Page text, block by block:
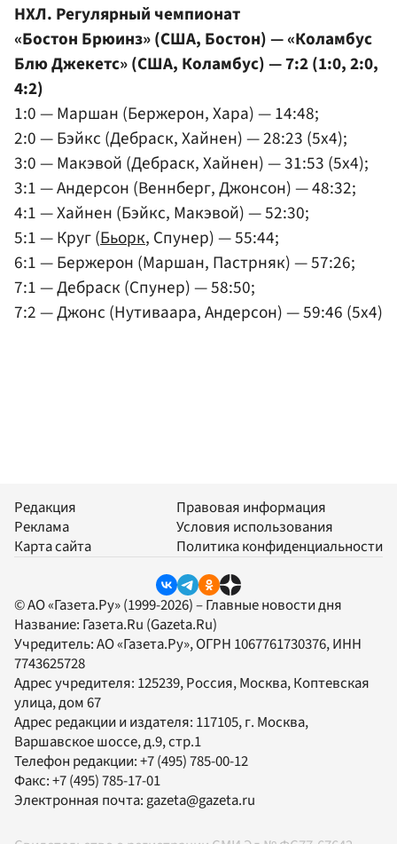
НХЛ. Регулярный чемпионат
«Бостон Брюинз» (США, Бостон) — «Коламбус
Блю Джекетс» (США, Коламбус) — 7:2 (1:0, 2:0,
4:2)
1:0 — Маршан (Бержерон, Хара) — 14:48;
2:0 — Бэйкс (Дебраск, Хайнен) — 28:23 (5x4);
3:0 — Макэвой (Дебраск, Хайнен) — 31:53 (5x4);
3:1 — Андерсон (Веннберг, Джонсон) — 48:32;
4:1 — Хайнен (Бэйкс, Макэвой) — 52:30;
5:1 — Круг (Бьорк, Спунер) — 55:44;
6:1 — Бержерон (Маршан, Пастрняк) — 57:26;
7:1 — Дебраск (Спунер) — 58:50;
7:2 — Джонс (Нутиваара, Андерсон) — 59:46 (5x4)
Редакция
Реклама
Карта сайта
Правовая информация
Условия использования
Политика конфиденциальности
© АО «Газета.Ру» (1999-2026) – Главные новости дня
Название: Газета.Ru (Gazeta.Ru)
Учредитель:АО «Газета.Ру», ОГРН 1067761730376, ИНН
7743625728
Адрес учредителя: 125239, Россия, Москва, Коптевская
улица, дом 67
Адрес редакции и издателя: 117105, г. Москва,
Варшавское шоссе, д.9, стр.1
Телефон редакции:+7 (495) 785-00-12
Факс:+7 (495) 785-17-01
Электронная почта:gazeta@gazeta.ru